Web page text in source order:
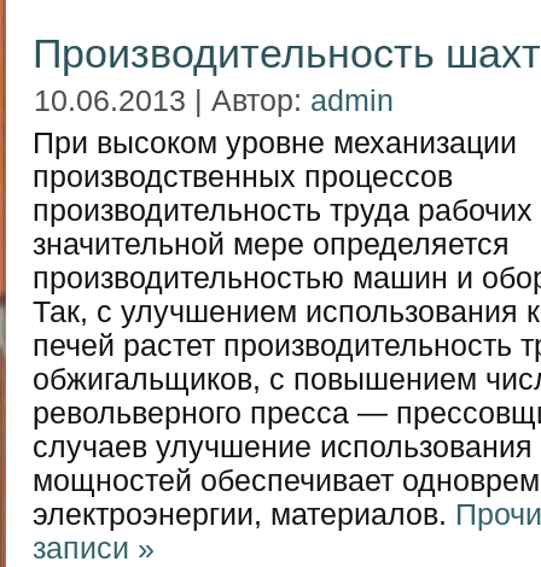
Производительность
10.06.2013 | Автор: admin
При высоком уровне механизации
производственных процессов
производительность труда рабочих
значительной мере определяется
производительностью машин и
Так, с улучшением использования
печей растет производительность
обжигальщиков, с повышением
револьверного пресса —
случаев улучшение
мощностей обеспечивает
электроэнергии, материалов.
записи »